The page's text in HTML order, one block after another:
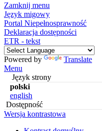
Zamknij menu
Język migowy
Portal Niepełnosprawność
Deklaracja dostępności
ETR - tekst
Powered by
Translate
Menu
Język strony
polski
english
Dostępność
Wersja kontrastowa